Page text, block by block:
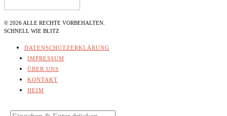
© 2026 ALLE RECHTE VORBEHALTEN.
SCHNELL WIE BLITZ
DATENSCHUTZERKLÄRUNG
IMPRESSUM
ÜBER UNS
KONTAKT
HEIM